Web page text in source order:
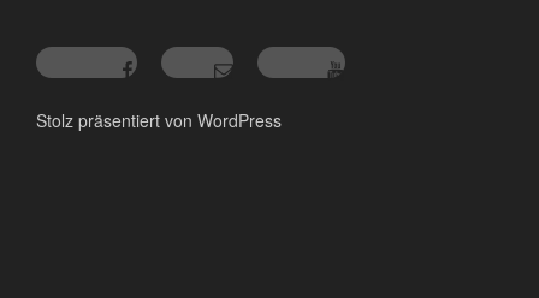
Stolz präsentiert von WordPress